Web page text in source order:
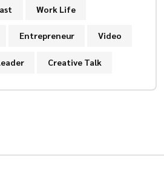
Work Life
Entrepreneur Video
Creative Talk